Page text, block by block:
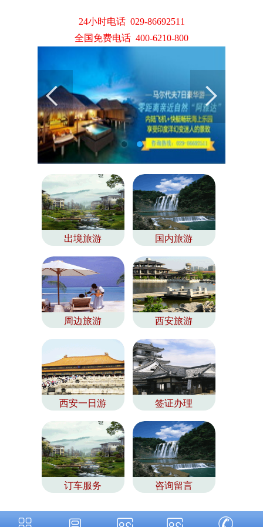
24小时电话 029-86692511
全国免费电话 400-6210-800
出境旅游 国内旅游
周边旅游 西安旅游
西安一日游 签证办理
订车服务 咨询留言